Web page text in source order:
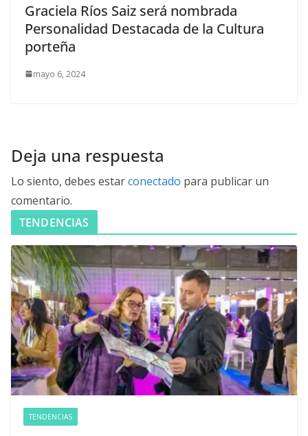
Graciela Ríos Saiz será nombrada
Personalidad Destacada de la Cultura
porteña
mayo 6, 2024
Deja una respuesta
Lo siento, debes estarconectado para publicar un
comentario.
TENDENCIAS
TENDENCIAS